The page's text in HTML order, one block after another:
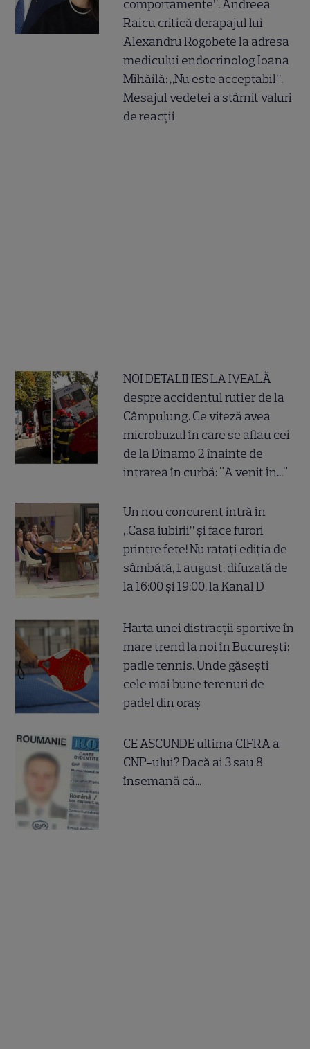
comportamente”. Andreea
Raicu critică derapajul lui
Alexandru Rogobete la adresa
medicului endocrinolog Ioana
Mihăilă: „Nu este acceptabil”.
Mesajul vedetei a stârnit valuri
de reacții
NOI DETALII IES LA IVEALĂ
despre accidentul rutier de la
Câmpulung. Ce viteză avea
microbuzul în care se aflau cei
de la Dinamo 2 înainte de
intrarea în curbă: "A venit în..."
Un nou concurent intră în
„Casa iubirii” și face furori
printre fete! Nu ratați ediția de
sâmbătă, 1 august, difuzată de
la 16:00 și 19:00, la Kanal D
Harta unei distracții sportive în
mare trend la noi în București:
padle tennis. Unde găsești
cele mai bune terenuri de
padel din oraș
CE ASCUNDE ultima CIFRA a
CNP-ului? Dacă ai 3 sau 8
însemană că...